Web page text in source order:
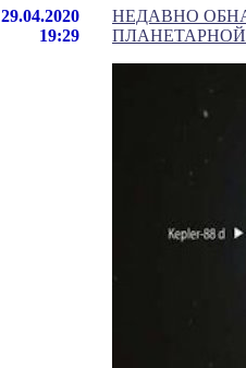
29.04.2020
19:29
НЕДАВНО